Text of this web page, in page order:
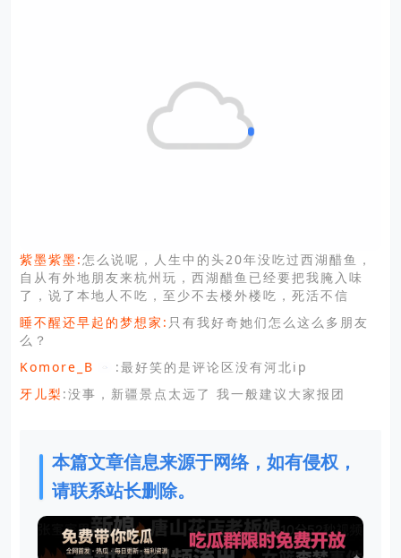
紫墨紫墨:怎么说呢，人生中的头20年没吃过西湖醋鱼，
自从有外地朋友来杭州玩，西湖醋鱼已经要把我腌入味
了，说了本地人不吃，至少不去楼外楼吃，死活不信
睡不醒还早起的梦想家: 只有我好奇她们怎么这么多朋友
么？
Komore_B
:最好笑的是评论区没有河北ip
牙儿梨 :没事，新疆景点太远了 我一般建议大家报团
本篇文章信息来源于网络，如有侵权，
请联系站长删除。